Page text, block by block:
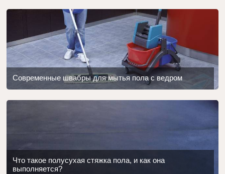
Современные швабры для мытья пола с ведром
Что такое полусухая стяжка пола, и как она
выполняется?